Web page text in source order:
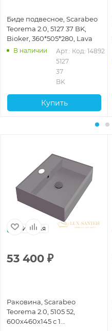
Биде подвесное, Scarabeo
Teorema 2.0, 5127 37 BK,
Bioker, 360*505*280, Lava
В наличии
Арт.:
5127
37
BK
Код: 14892
Купить
Италия
53 400 ₽
Раковина, Scarabeo
Teorema 2.0, 5105 52,
600x460x145 с 1